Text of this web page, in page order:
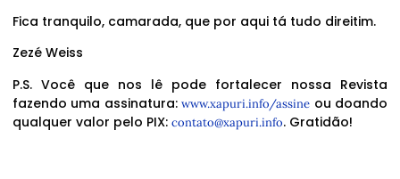
Fica tranquilo, camarada, que por aqui tá tudo direitim.
Zezé Weiss
P.S. Você que nos lê pode fortalecer nossa Revista
fazendo uma assinatura:www.xapuri.info/assine ou doando
qualquer valor pelo PIX: contato@xapuri.info. Gratidão!